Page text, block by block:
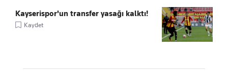
Kayserispor'un transfer yasağı kalktı!
Kaydet